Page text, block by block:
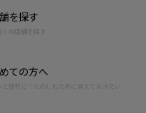
を探す
くの店舗を探す
ての方へ
と便利に！たのしむために覚えておきたい